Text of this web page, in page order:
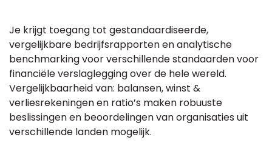
Je krijgt toegang tot gestandaardiseerde,
vergelijkbare bedrijfsrapporten en analytische
benchmarking voor verschillende standaarden voor
financiële verslaglegging over de hele wereld.
Vergelijkbaarheid van: balansen, winst &
verliesrekeningen en ratio’s maken robuuste
beslissingen en beoordelingen van organisaties uit
verschillende landen mogelijk.